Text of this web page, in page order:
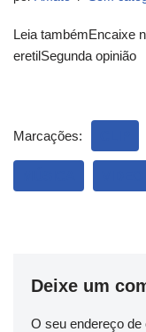
Leia tambémEncaixe
eretilSegunda opinião
Marcações:
Deixe um
O seu endereço de